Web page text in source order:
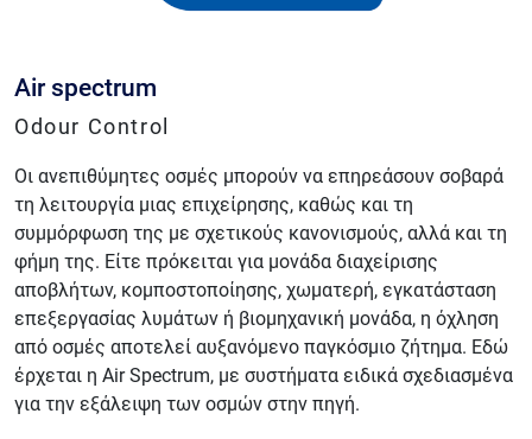
Air spectrum
Odour Control
Οι ανεπιθύμητες οσμές μπορούν να επηρεάσουν σοβαρά
τη λειτουργία μιας επιχείρησης, καθώς και τη
συμμόρφωση της με σχετικούς κανονισμούς, αλλά και τη
φήμη της. Είτε πρόκειται για μονάδα διαχείρισης
αποβλήτων, κομποστοποίησης, χωματερή, εγκατάσταση
επεξεργασίας λυμάτων ή βιομηχανική μονάδα, η όχληση
από οσμές αποτελεί αυξανόμενο παγκόσμιο ζήτημα. Εδώ
έρχεται η Air Spectrum, με συστήματα ειδικά σχεδιασμένα
για την εξάλειψη των οσμών στην πηγή.